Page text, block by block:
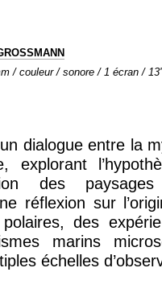
/ couleur / sonore / 1 écran /
dialogue entre la
des
réflexion sur
des
marins
échelles